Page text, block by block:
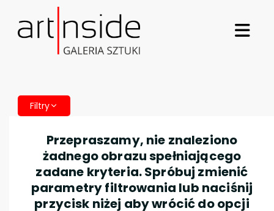
Filtry
Przepraszamy, nie znaleziono
żadnego obrazu spełniającego
zadane kryteria. Spróbuj zmienić
parametry filtrowania lub naciśnij
przycisk niżej aby wrócić do opcji